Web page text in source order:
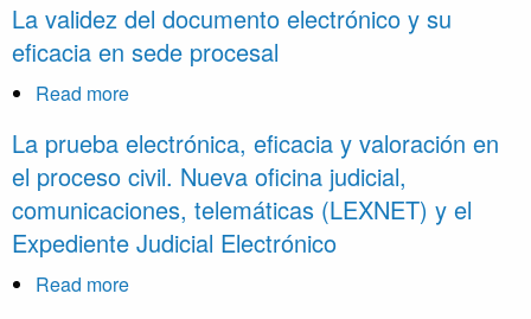
Tribunals.
Expert
Evidence,
of
Proof
and
Finality
los
documentos
el
nuevo
contexto
tecnológico
tecnologías
de
y
la
comunicación
en
La validez del documento electrónico y su
eficacia en sede procesal
Read more
validez
del
documento
electrónico
La prueba electrónica, eficacia y valoración en
el proceso civil. Nueva oficina judicial,
comunicaciones, telemáticas (LEXNET) y el
Expediente Judicial Electrónico
Read more